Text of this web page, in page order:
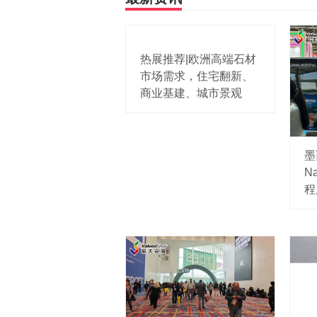
热展推荐|欧洲高端石材
市场需求，住宅翻新、
商业基建、城市景观